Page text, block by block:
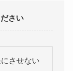
さい
させない